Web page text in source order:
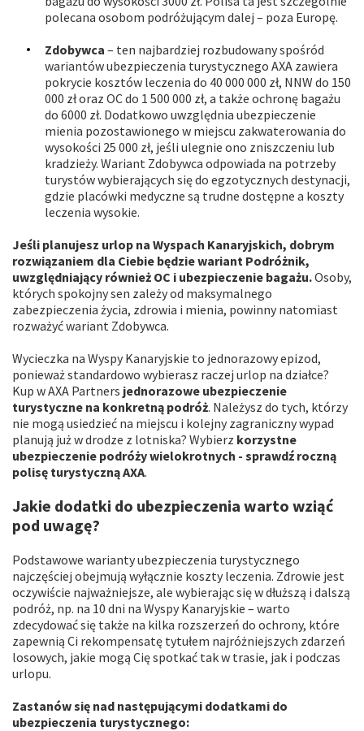
polecana osobom podróżującym dalej – poza Europę.
Zdobywca – ten najbardziej rozbudowany spośród
wariantów ubezpieczenia turystycznego AXA zawiera
pokrycie kosztów leczenia do 40 000 000 zł, NNW do 150
000 zł oraz OC do 1 500 000 zł, a także ochronę bagażu
do 6000 zł. Dodatkowo uwzględnia ubezpieczenie
mienia pozostawionego w miejscu zakwaterowania do
wysokości 25 000 zł, jeśli ulegnie ono zniszczeniu lub
kradzieży. Wariant Zdobywca odpowiada na potrzeby
turystów wybierających się do egzotycznych destynacji,
gdzie placówki medyczne są trudne dostępne a koszty
leczenia wysokie.
Jeśli planujesz urlop na Wyspach Kanaryjskich, dobrym
rozwiązaniem dla Ciebie będzie wariant Podróżnik,
uwzględniający również OC i ubezpieczenie bagażu.Osoby,
których spokojny sen zależy od maksymalnego
zabezpieczenia życia, zdrowia i mienia, powinny natomiast
rozważyć wariant Zdobywca.
Wycieczka na Wyspy Kanaryjskie to jednorazowy epizod,
ponieważ standardowo wybierasz raczej urlop na działce?
Kup w AXA Partners jednorazowe ubezpieczenie
turystyczne na konkretną podróż. Należysz do tych, którzy
nie mogą usiedzieć na miejscu i kolejny zagraniczny wypad
planują już w drodze z lotniska? Wybierz korzystne
ubezpieczenie podróży wielokrotnych - sprawdź roczną
polisę turystyczną AXA.
Jakie dodatki do ubezpieczenia warto wziąć
pod uwagę?
Podstawowe warianty ubezpieczenia turystycznego
najczęściej obejmują wyłącznie koszty leczenia. Zdrowie jest
oczywiście najważniejsze, ale wybierając się w dłuższą i dalszą
podróż, np. na 10 dni na Wyspy Kanaryjskie – warto
zdecydować się także na kilka rozszerzeń do ochrony, które
zapewnią Ci rekompensatę tytułem najróżniejszych zdarzeń
losowych, jakie mogą Cię spotkać tak w trasie, jak i podczas
urlopu.
Zastanów się nad następującymi dodatkami do
ubezpieczenia turystycznego: